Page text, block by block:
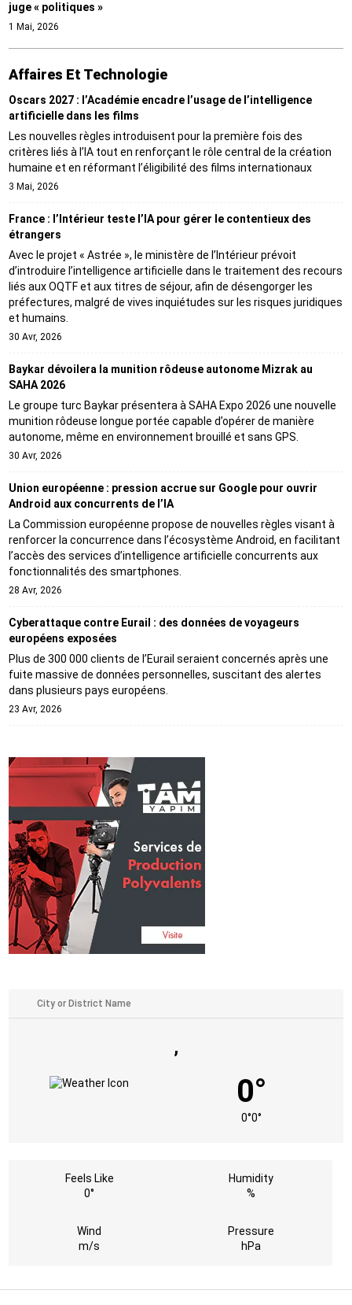
juge « politiques »
1 Mai, 2026
Affaires Et Technologie
Oscars 2027 : l’Académie encadre l’usage de l’intelligence
artificielle dans les films
Les nouvelles règles introduisent pour la première fois des
critères liés à l’IA tout en renforçant le rôle central de la création
humaine et en réformant l’éligibilité des films internationaux
3 Mai, 2026
France : l’Intérieur teste l’IA pour gérer le contentieux des
étrangers
Avec le projet « Astrée », le ministère de l’Intérieur prévoit
d’introduire l’intelligence artificielle dans le traitement des recours
liés aux OQTF et aux titres de séjour, afin de désengorger les
préfectures, malgré de vives inquiétudes sur les risques juridiques
et humains.
30 Avr, 2026
Baykar dévoilera la munition rôdeuse autonome Mizrak au
SAHA 2026
Le groupe turc Baykar présentera à SAHA Expo 2026 une nouvelle
munition rôdeuse longue portée capable d’opérer de manière
autonome, même en environnement brouillé et sans GPS.
30 Avr, 2026
Union européenne : pression accrue sur Google pour ouvrir
Android aux concurrents de l’IA
La Commission européenne propose de nouvelles règles visant à
renforcer la concurrence dans l’écosystème Android, en facilitant
l’accès des services d’intelligence artificielle concurrents aux
fonctionnalités des smartphones.
28 Avr, 2026
Cyberattaque contre Eurail : des données de voyageurs
européens exposées
Plus de 300 000 clients de l’Eurail seraient concernés après une
fuite massive de données personnelles, suscitant des alertes
dans plusieurs pays européens.
23 Avr, 2026
,
0°
0°0°
Feels Like
0°
Humidity
%
Wind
m/s
Pressure
hPa